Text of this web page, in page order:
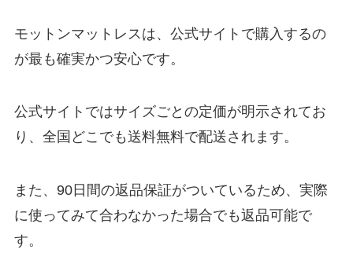
モットンマットレスは、公式サイトで購入するの
が最も確実かつ安心です。
公式サイトではサイズごとの定価が明示されてお
り、全国どこでも送料無料で配送されます。
また、90日間の返品保証がついているため、実際
に使ってみて合わなかった場合でも返品可能で
す。